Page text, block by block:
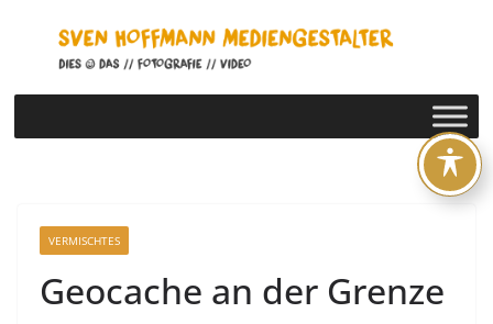
springen
VERMISCHTES
Geocache an der Grenze